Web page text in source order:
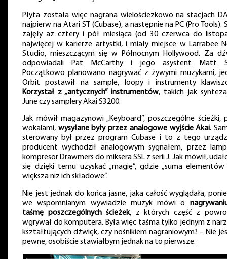
Płyta została więc nagrana wielościeżkowo na stacjach
najpierw na Atari ST (Cubase), a następnie na PC (Pro Tools).
zajęły aż cztery i pół miesiąca (od 30 czerwca do
najwięcej w karierze artystki, i miały miejsce w Larrabee
Studio, mieszczącym się w Północnym Hollywood. Za
odpowiadali Pat McCarthy i jego asystent Matt
Początkowo planowano nagrywać z żywymi muzykami,
Orbit postawił na sample, loopy i instrumenty
Korzystał z „antycznych” instrumentów, takich jak
June czy samplery Akai S3200.
Jak mówił magazynowi „Keyboard”, poszczególne ścieżki,
wokalami, wysyłane były przez analogowe wyjście Akai.
sterowany był przez program Cubase i to z tego
producent wychodził analogowym sygnałem, przez
kompresor Drawmers do miksera SSL z serii J. Jak mówił,
się dzięki temu uzyskać „magię”, gdzie „suma
większa niż ich składowe”.
Nie jest jednak do końca jasne, jaka całość wyglądała,
we wspomnianym wywiadzie muzyk mówi o
taśmę poszczególnych ścieżek, z których część z
wgrywał do komputera. Była więc taśma tylko jednym z
kształtujących dźwięk, czy nośnikiem nagraniowym? – Nie
pewne, osobiście stawiałbym jednak na to pierwsze.